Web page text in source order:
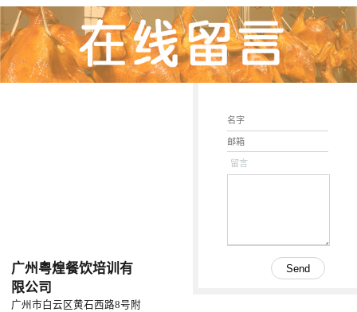
广州粤煌餐饮培训有
限公司
广州市白云区黄石西路8号附
留言